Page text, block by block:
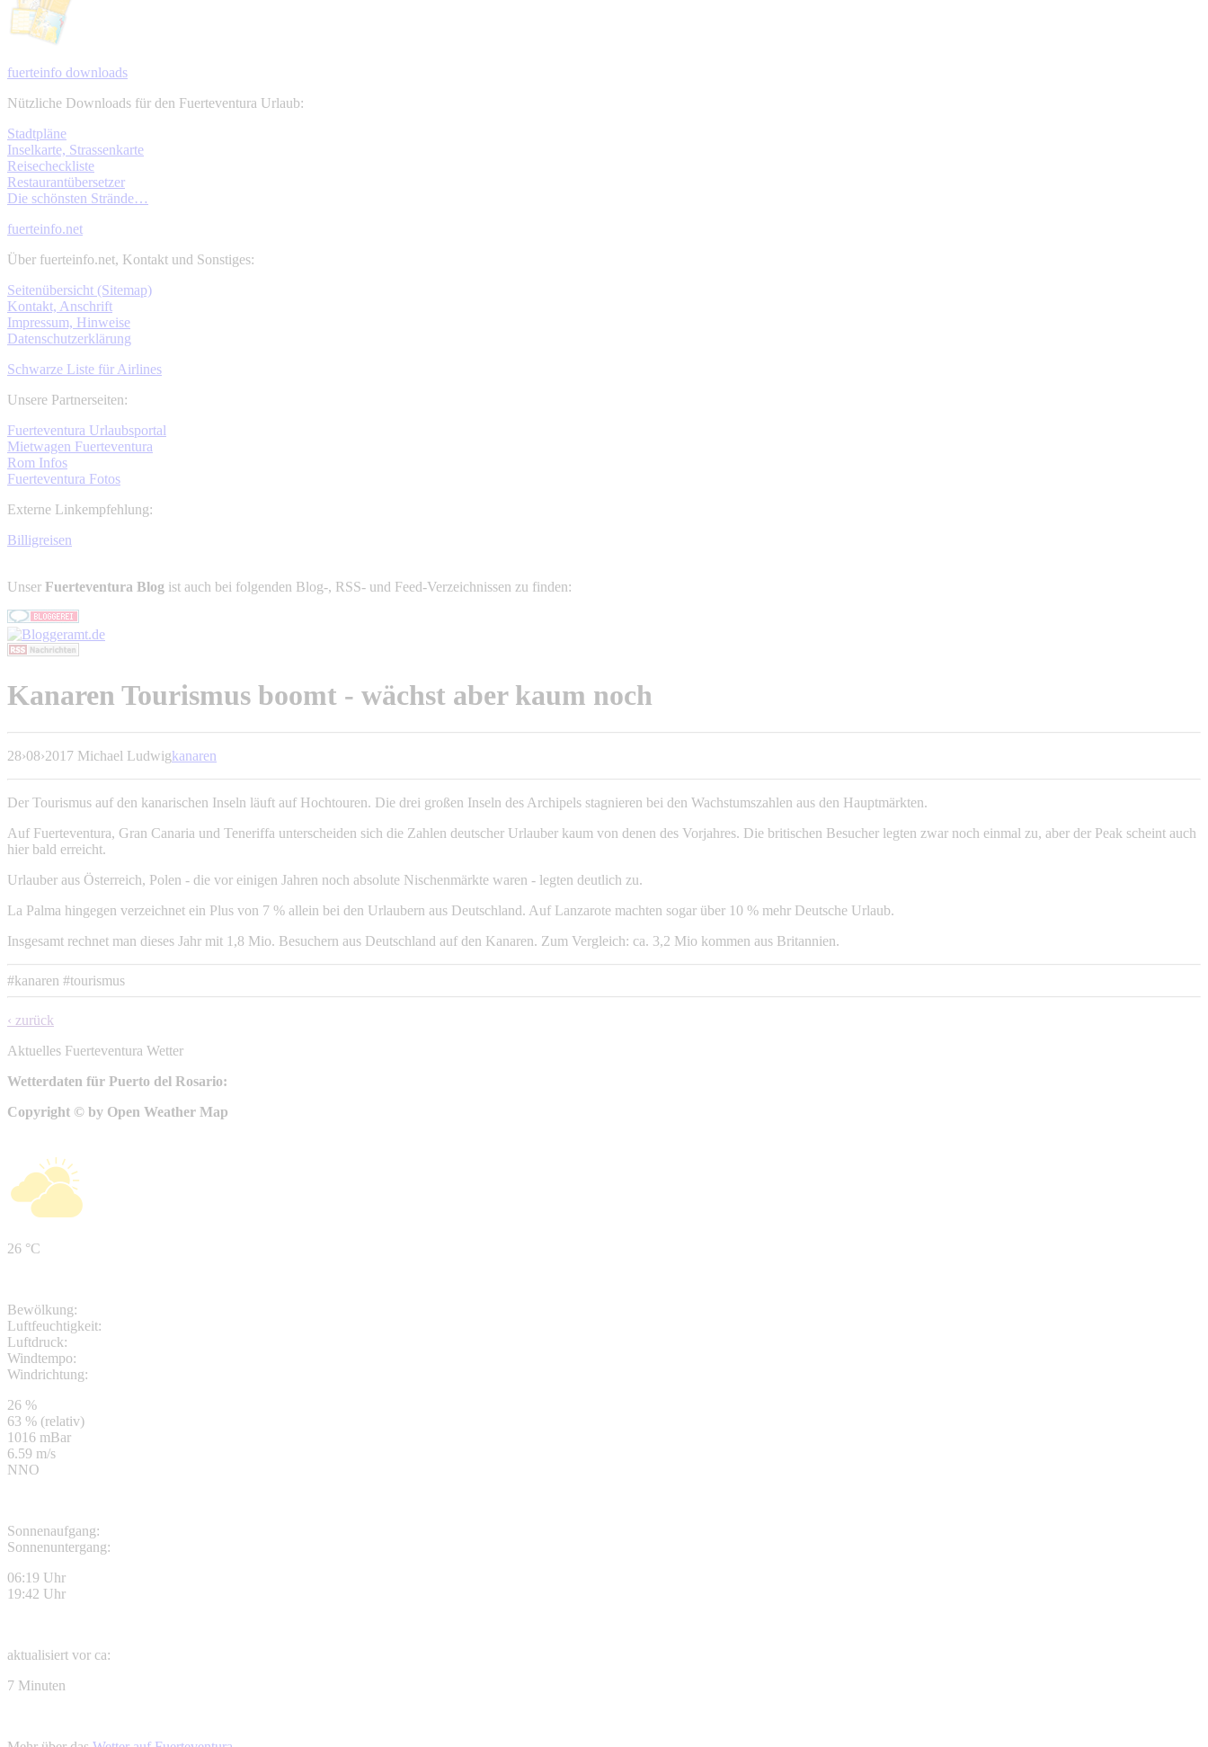
fuerteinfo downloads
Nützliche Downloads für den Fuerteventura Urlaub:
Stadtpläne
Inselkarte, Strassenkarte
Reisecheckliste
Restaurantübersetzer
Die schönsten Strände…
fuerteinfo.net
Über fuerteinfo.net, Kontakt und Sonstiges:
Seitenübersicht (Sitemap)
Kontakt, Anschrift
Impressum, Hinweise
Datenschutzerklärung
Schwarze Liste für Airlines
Unsere Partnerseiten:
Fuerteventura Urlaubsportal
Mietwagen Fuerteventura
Rom Infos
Fuerteventura Fotos
Externe Linkempfehlung:
Billigreisen
Unser Fuerteventura Blog ist auch bei folgenden Blog-, RSS- und Feed-Verzeichnissen zu finden:
Kanaren Tourismus boomt - wächst aber kaum noch
28›08›2017 Michael Ludwigkanaren
Der Tourismus auf den kanarischen Inseln läuft auf Hochtouren. Die drei großen Inseln des Archipels stagnieren bei den Wachstumszahlen aus den Hauptmärkten.
Auf Fuerteventura, Gran Canaria und Teneriffa unterscheiden sich die Zahlen deutscher Urlauber kaum von denen des Vorjahres. Die britischen Besucher legten zwar noch einmal zu, aber der Peak scheint auch
hier bald erreicht.
Urlauber aus Österreich, Polen - die vor einigen Jahren noch absolute Nischenmärkte waren - legten deutlich zu.
La Palma hingegen verzeichnet ein Plus von 7 % allein bei den Urlaubern aus Deutschland. Auf Lanzarote machten sogar über 10 % mehr Deutsche Urlaub.
Insgesamt rechnet man dieses Jahr mit 1,8 Mio. Besuchern aus Deutschland auf den Kanaren. Zum Vergleich: ca. 3,2 Mio kommen aus Britannien.
#kanaren #tourismus
‹ zurück
Aktuelles Fuerteventura Wetter
Wetterdaten für Puerto del Rosario:
Copyright © by Open Weather Map
26 °C
Bewölkung:
Luftfeuchtigkeit:
Luftdruck:
Windtempo:
Windrichtung:
26 %
63 % (relativ)
1016 mBar
6.59 m/s
NNO
Sonnenaufgang:
Sonnenuntergang:
06:19 Uhr
19:42 Uhr
aktualisiert vor ca:
7 Minuten